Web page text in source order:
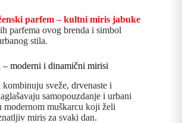
parfem – kultni miris jabuke
parfema ovog brenda i simbol
stila.
moderni i dinamični mirisi
sveže, drvenaste i
samopouzdanje i urbani
modernom muškarcu koji želi
miris za svaki dan.